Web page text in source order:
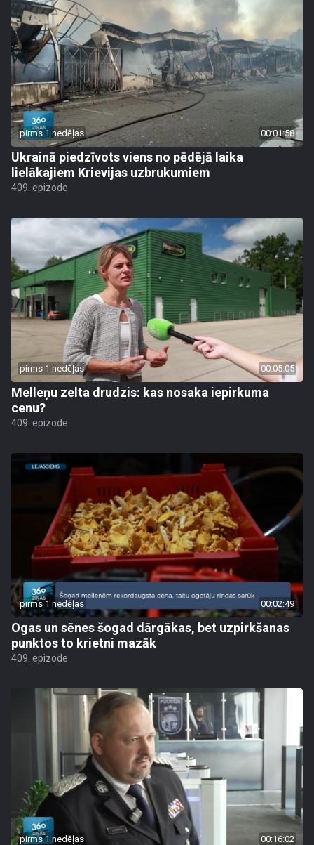
pirms 1 nedēļas 00:01:58
Ukrainā piedzīvots viens no pēdējā laika
lielākajiem Krievijas uzbrukumiem
409. epizode
pirms 1 nedēļas 00:05:05
Melleņu zelta drudzis: kas nosaka iepirkuma
cenu?
409. epizode
pirms 1 nedēļas 00:02:49
Ogas un sēnes šogad dārgākas, bet uzpirkšanas
punktos to krietni mazāk
409. epizode
pirms 1 nedēļas 00:16:02